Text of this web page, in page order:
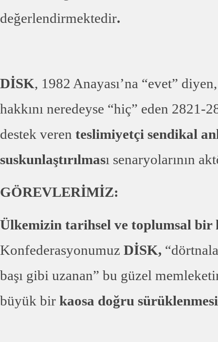
değerlendirmektedir.
DİSK, 1982 Anayası’na “evet”
hakkını neredeyse “hiç” eden 2821-
destek veren teslimiyetçi sendikal
suskunlaştırılması senaryolarının
GÖREVLERİMİZ:
Ülkemizin tarihsel ve toplumsal bir
Konfederasyonumuz DİSK,
başı gibi uzanan” bu güzel
büyük bir kaosa doğru